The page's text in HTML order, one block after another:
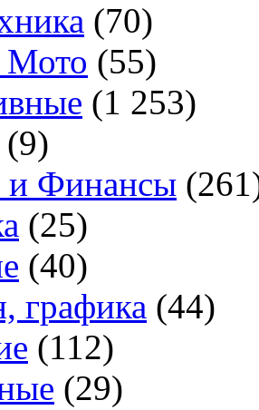
(70)
Мото (55)
(1 253)
(9)
и Финансы
(25)
(40)
графика (44)
(112)
(29)